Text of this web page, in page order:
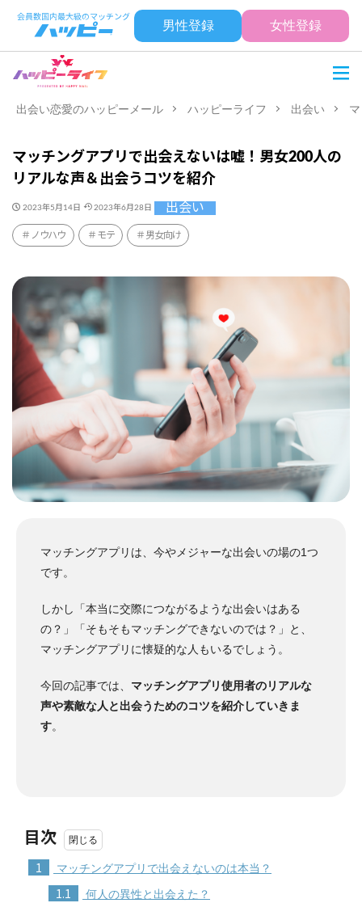
男性登録 女性登録
出会い恋愛のハッピーメール ハッピーライフ 出会い
マッチングアプリで出会えないは嘘！男女200人の
リアルな声＆出会うコツを紹介
2023年5月14日 2023年6月28日 出会い
ノウハウ モテ 男女向け
マッチングアプリは、今やメジャーな出会いの場の1つ
です。
しかし「本当に交際につながるような出会いはある
の？」「そもそもマッチングできないのでは？」と、
マッチングアプリに懐疑的な人もいるでしょう。
今回の記事では、 マッチングアプリ使用者のリアルな
声や素敵な人と出会うためのコツを紹介していきま
す。
目次
1 マッチングアプリで出会えないのは本当？
1.1 何人の異性と出会えた？